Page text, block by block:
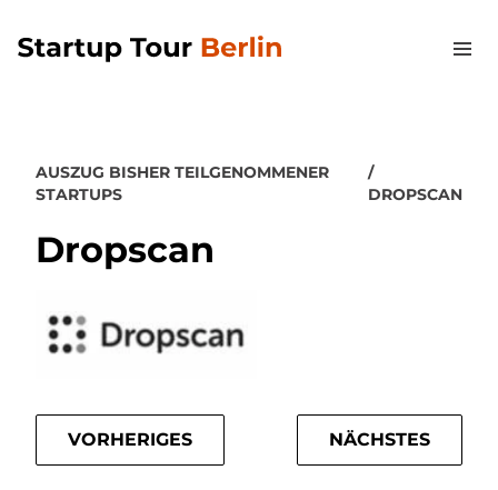
AUSZUG BISHER TEILGENOMMENER
STARTUPS
DROPSCAN
Dropscan
VORHERIGES NÄCHSTES